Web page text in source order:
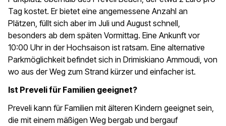
Tag kostet. Er bietet eine angemessene Anzahl an
Plätzen, füllt sich aber im Juli und August schnell,
besonders ab dem späten Vormittag. Eine Ankunft vor
10:00 Uhr in der Hochsaison ist ratsam. Eine alternative
Parkmöglichkeit befindet sich in Drimiskiano Ammoudi, von
wo aus der Weg zum Strand kürzer und einfacher ist.
Ist Preveli für Familien geeignet?
Preveli kann für Familien mit älteren Kindern geeignet sein,
die mit einem mäßigen Weg bergab und bergauf